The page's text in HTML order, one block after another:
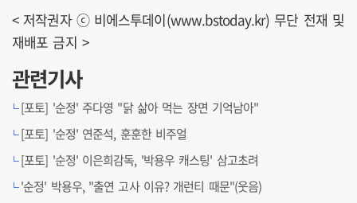
< 저작권자 ⓒ 비에스투데이(www.bstoday.kr) 무단 전재 및
재배포 금지 >
관련기사
[포토] '순정' 주다영 "닭 삶아 먹는 장면 기억남아"
[포토] '순정' 연준석, 훈훈한 비주얼
[포토] '순정' 이은희감독, '박용우 캐스팅' 삼고초려
'순정' 박용우, "출연 고사 이유? 개런티 때문"(웃음)